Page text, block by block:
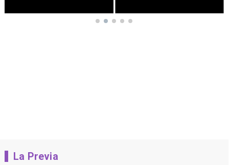
La Previa